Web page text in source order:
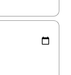
इस्तेमाल करके नेविगेट